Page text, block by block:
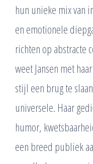
hun unieke mix van
en emotionele
richten op abstracte
weet Jansen met
stijl een brug te
universele. Haar
humor,
een breed publiek